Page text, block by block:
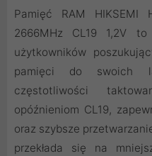
Pamięć RAM HIKSEMI
2666MHz CL19 1,2V to
użytkowników
pamięci do swoich
częstotliwości
opóźnieniom CL19,
oraz szybsze
przekłada się na